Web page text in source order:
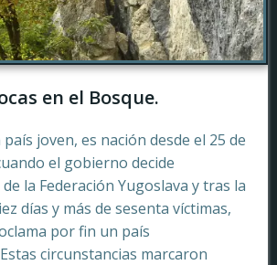
en el Bosque.
joven, es nación desde el 25 de
el gobierno decide
la Federación Yugoslava y tras la
días y más de sesenta víctimas,
por fin un país
circunstancias marcaron